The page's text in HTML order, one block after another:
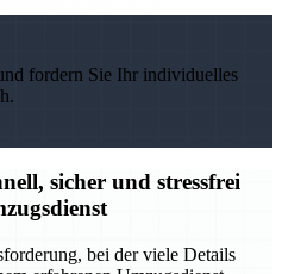
fordern Sie Ihr individuelles
sicher und stressfrei
bei der viele Details